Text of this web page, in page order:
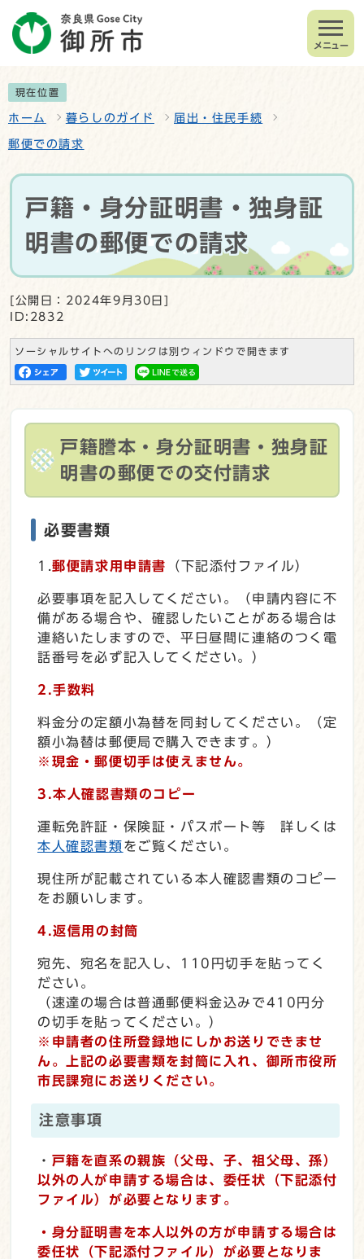
メニュー
現在位置
ホーム 暮らしのガイド 届出・住民手続
郵便での請求
戸籍・身分証明書・独身証
明書の郵便での請求
[公開日：2024年9月30日]
ID:2832
ソーシャルサイトへのリンクは別ウィンドウで開きます
戸籍謄本・身分証明書・独身証
明書の郵便での交付請求
必要書類
1.郵便請求用申請書 （下記添付ファイル）
必要事項を記入してください。（申請内容に不
備がある場合や、確認したいことがある場合は
連絡いたしますので、平日昼間に連絡のつく電
話番号を必ず記入してください。）
2.手数料
料金分の定額小為替を同封してください。（定
額小為替は郵便局で購入できます。）
※現金・郵便切手は使えません。
3.本人確認書類のコピー
運転免許証・保険証・パスポート等 詳しくは
本人確認書類をご覧ください。
現住所が記載されている本人確認書類のコピー
をお願いします。
4.返信用の封筒
宛先、宛名を記入し、110円切手を貼ってく
ださい。
（速達の場合は普通郵便料金込みで410円分
の切手を貼ってください。）
※申請者の住所登録地にしかお送りできませ
ん。
上記の必要書類を封筒に入れ、御所市役所
市民課宛にお送りください。
注意事項
・ 戸籍を直系の親族（父母、子、祖父母、孫）
以外の人が申請する場合は、委任状（下記添付
ファイル）が必要となります。
・身分証明書を本人以外の方が申請する場合は
委任状（下記添付ファイル）が必要となりま